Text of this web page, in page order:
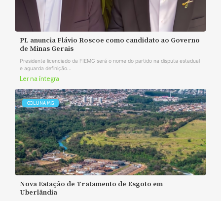
PL anuncia Flávio Roscoe como candidato ao Governo
de Minas Gerais
Presidente licenciado da FIEMG será o nome do partido na disputa estadual
e aguarda definição...
Ler na íntegra
COLUNA MG
Nova Estação de Tratamento de Esgoto em
Uberlândia